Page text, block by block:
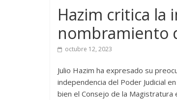
Hazim critica la
nombramiento
octubre 12, 2023
Julio Hazim ha expresado su
independencia del Poder Judicial
bien el Consejo de la